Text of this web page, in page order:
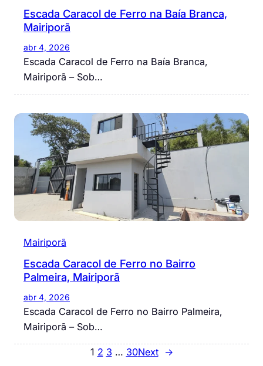
Escada Caracol de Ferro na Baía Branca,
Mairiporã
abr 4, 2026
Escada Caracol de Ferro na Baía Branca,
Mairiporã – Sob…
Mairiporã
Escada Caracol de Ferro no Bairro
Palmeira, Mairiporã
abr 4, 2026
Escada Caracol de Ferro no Bairro Palmeira,
Mairiporã – Sob…
1 2 3 … 30Next →